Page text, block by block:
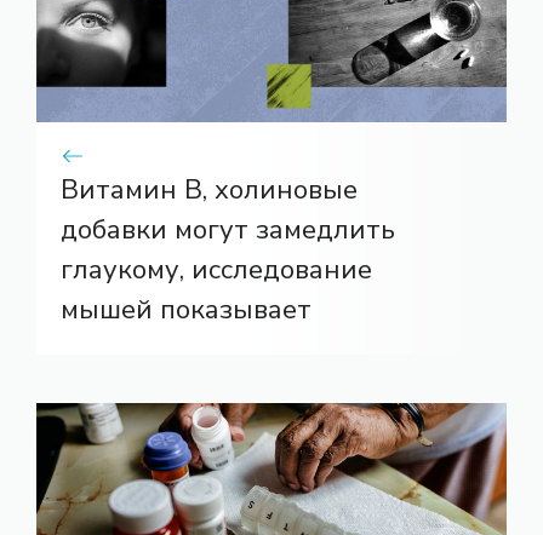
Витамин В, холиновые
добавки могут замедлить
глаукому, исследование
мышей показывает